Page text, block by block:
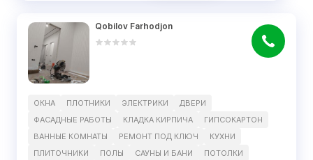
Qobilov Farhodjon
ОКНА ПЛОТНИКИ ЭЛЕКТРИКИ
ДВЕРИ
ФАСАДНЫЕ РАБОТЫ
КЛАДКА КИРПИЧА
ГИПСОКАРТОН
ВАННЫЕ КОМНАТЫ
РЕМОНТ ПОД КЛЮЧ
КУХНИ
ПЛИТОЧНИКИ
ПОЛЫ САУНЫ И БАНИ
ПОТОЛКИ